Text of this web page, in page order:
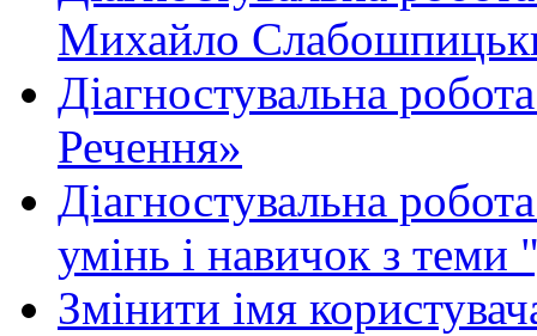
Михайло
Діагностувальна
Речення»
Діагностувальна
умінь і навичок з теми
Змінити імя